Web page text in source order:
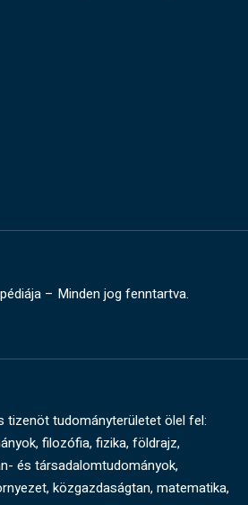
– Minden jog fenntartva.
tizenöt tudományterületet ölel fel:
filozófia, fizika, földrajz,
és társadalomtudományok,
közgazdaságtan, matematika,